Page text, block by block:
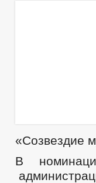
«Созвездие
В